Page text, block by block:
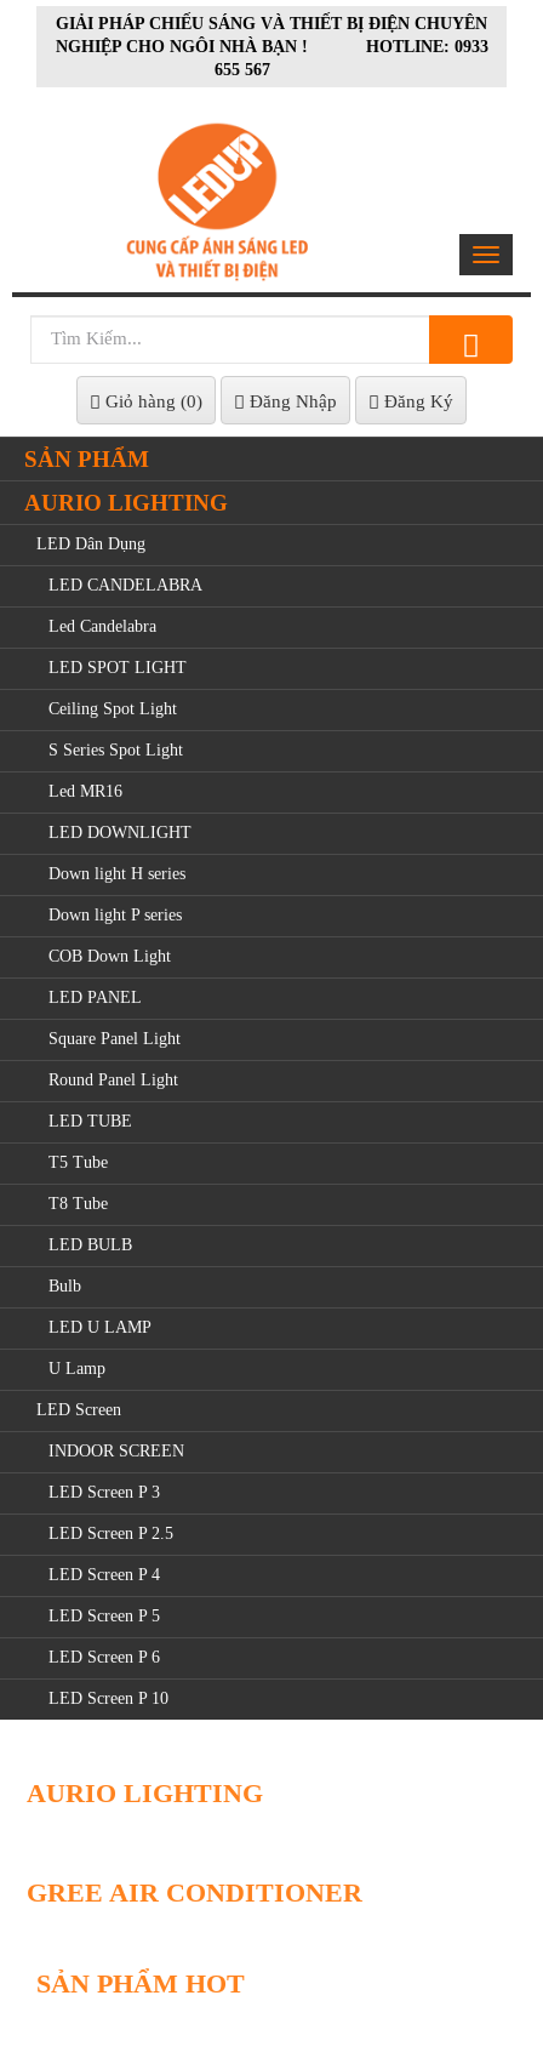
GIẢI PHÁP CHIẾU SÁNG VÀ THIẾT BỊ ĐIỆN CHUYÊN
NGHIỆP CHO NGÔI NHÀ BẠN ! HOTLINE: 0933
655 567
Toggle
Giỏ hàng (0) Đăng Nhập Đăng Ký
SẢN PHẨM
AURIO LIGHTING
LED Dân Dụng
LED CANDELABRA
Led Candelabra
LED SPOT LIGHT
Ceiling Spot Light
S Series Spot Light
Led MR16
LED DOWNLIGHT
Down light H series
Down light P series
COB Down Light
LED PANEL
Square Panel Light
Round Panel Light
LED TUBE
T5 Tube
T8 Tube
LED BULB
Bulb
LED U LAMP
U Lamp
LED Screen
INDOOR SCREEN
LED Screen P 3
LED Screen P 2.5
LED Screen P 4
LED Screen P 5
LED Screen P 6
LED Screen P 10
AURIO LIGHTING
GREE AIR CONDITIONER
SẢN PHẨM HOT